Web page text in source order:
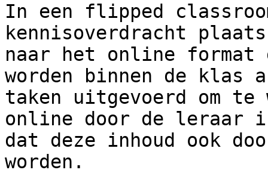
In een flipped
kennisoverdracht
naar het online format
worden binnen de klas
taken uitgevoerd om te
online door de leraar
dat deze inhoud ook
worden.